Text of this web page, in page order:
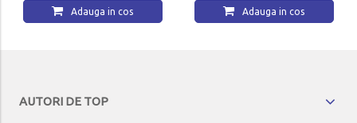
Adauga in cos Adauga in cos
AUTORI DE TOP